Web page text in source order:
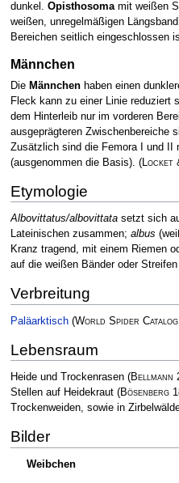
dunkel. Opisthosomamit weißen
weißen, unregelmäßigen
Bereichen seitlich eingeschlossen
Männchen
Die Männchenhaben einen
Fleck kann zu einer Linie reduziert
dem Hinterleib nur im vorderen
ausgeprägteren Zwischenbereiche
Zusätzlich sind die Femora I und II
(ausgenommen die Basis). (Locket
Etymologie
Albovittatus/albovittatasetzt sich
Lateinischen zusammen; albus
Kranz tragend, mit einem Riemen
auf die weißen Bänder oder
Verbreitung
Paläarktisch (World Spider Catalog
Lebensraum
Heide und Trockenrasen (Bellmann
Stellen auf Heidekraut (Bösenberg
Trockenweiden, sowie in
Bilder
Weibchen